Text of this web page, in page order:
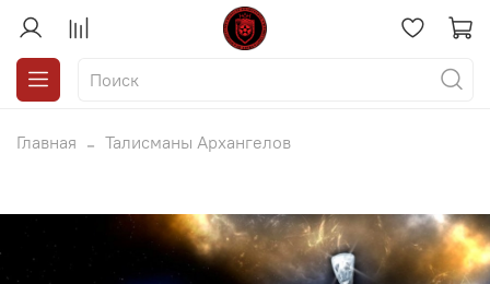
Главная Талисманы Архангелов